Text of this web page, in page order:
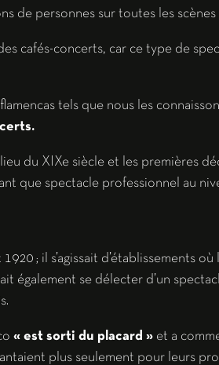
de personnes sur toutes les
cafés-concerts, car ce type de
tels que nous les
du XIXe siècle et les premières
que spectacle professionnel au
; il s’agissait d’établissements où
également se délecter d’un
« est sorti du placard »et a
plus seulement pour leurs